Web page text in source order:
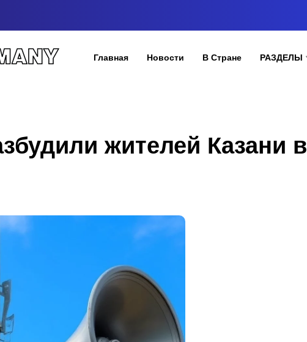
Главная Новости В Стране РАЗДЕЛЫ
жителей Казани в